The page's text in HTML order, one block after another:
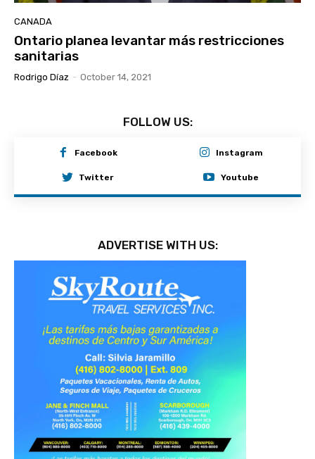
CANADA
Ontario planea levantar más restricciones
sanitarias
Rodrigo Díaz - October 14, 2021
FOLLOW US:
Facebook Instagram
Twitter Youtube
ADVERTISE WITH US: